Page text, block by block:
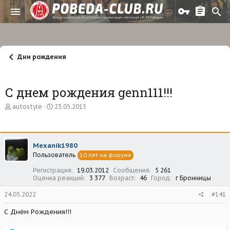
Дни рождения
С днем рождения genn111!!!
А
о
р
т
е
autostyle
Д
а
а
ч
л
а
23.05.2015
Mexanik1980
Пользователь 10 лет на форуме
Регистрация 19.03.2012 Сообщения
5 261
Оценка реакций
3 377 Возраст 46 Город г Бронницы
24.05.2022 #141
С Днём Рождения!!!